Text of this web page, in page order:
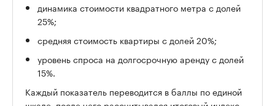
динамика стоимости квадратного метра с долей
25%;
средняя стоимость квартиры с долей 20%;
уровень спроса на долгосрочную аренду с долей
15%.
Каждый показатель переводится в баллы по единой